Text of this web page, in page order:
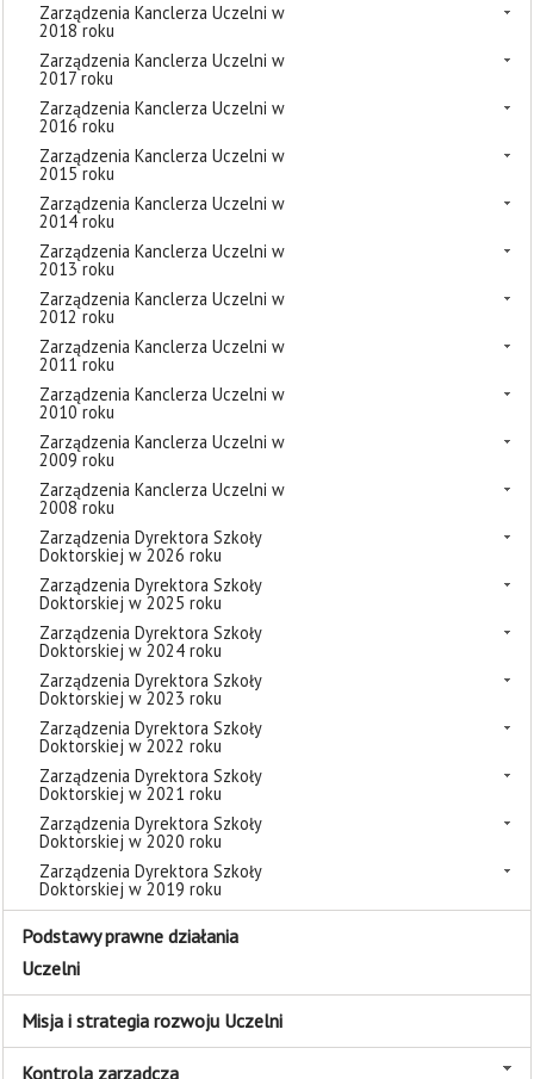
Zarządzenia Kanclerza Uczelni w
2018 roku
Zarządzenia Kanclerza Uczelni w
2017 roku
Zarządzenia Kanclerza Uczelni w
2016 roku
Zarządzenia Kanclerza Uczelni w
2015 roku
Zarządzenia Kanclerza Uczelni w
2014 roku
Zarządzenia Kanclerza Uczelni w
2013 roku
Zarządzenia Kanclerza Uczelni w
2012 roku
Zarządzenia Kanclerza Uczelni w
2011 roku
Zarządzenia Kanclerza Uczelni w
2010 roku
Zarządzenia Kanclerza Uczelni w
2009 roku
Zarządzenia Kanclerza Uczelni w
2008 roku
Zarządzenia Dyrektora Szkoły
Doktorskiej w 2026 roku
Zarządzenia Dyrektora Szkoły
Doktorskiej w 2025 roku
Zarządzenia Dyrektora Szkoły
Doktorskiej w 2024 roku
Zarządzenia Dyrektora Szkoły
Doktorskiej w 2023 roku
Zarządzenia Dyrektora Szkoły
Doktorskiej w 2022 roku
Zarządzenia Dyrektora Szkoły
Doktorskiej w 2021 roku
Zarządzenia Dyrektora Szkoły
Doktorskiej w 2020 roku
Zarządzenia Dyrektora Szkoły
Doktorskiej w 2019 roku
Podstawy prawne działania
Uczelni
Misja i strategia rozwoju Uczelni
Kontrola zarządcza